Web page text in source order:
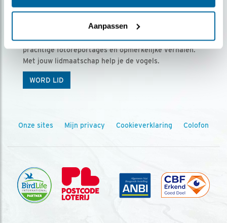
Aanpassen
Ontvang 5 x Vogels voor € 36,00 per jaar
Vogels is het tijdschrift voor onze leden, met
prachtige fotoreportages en opmerkelijke verhalen.
Met jouw lidmaatschap help je de vogels.
WORD LID
Onze sites Mijn privacy Cookieverklaring Colofon